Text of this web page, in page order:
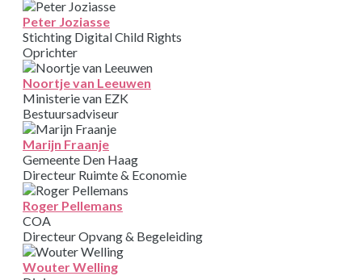
Peter Joziasse
Stichting Digital Child Rights
Oprichter
Noortje van Leeuwen
Ministerie van EZK
Bestuursadviseur
Marijn Fraanje
Gemeente Den Haag
Directeur Ruimte & Economie
Roger Pellemans
COA
Directeur Opvang & Begeleiding
Wouter Welling